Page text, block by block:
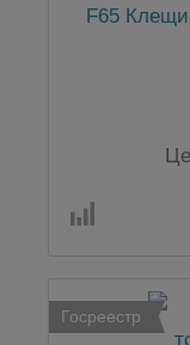
F65 Клещи
Госреестр